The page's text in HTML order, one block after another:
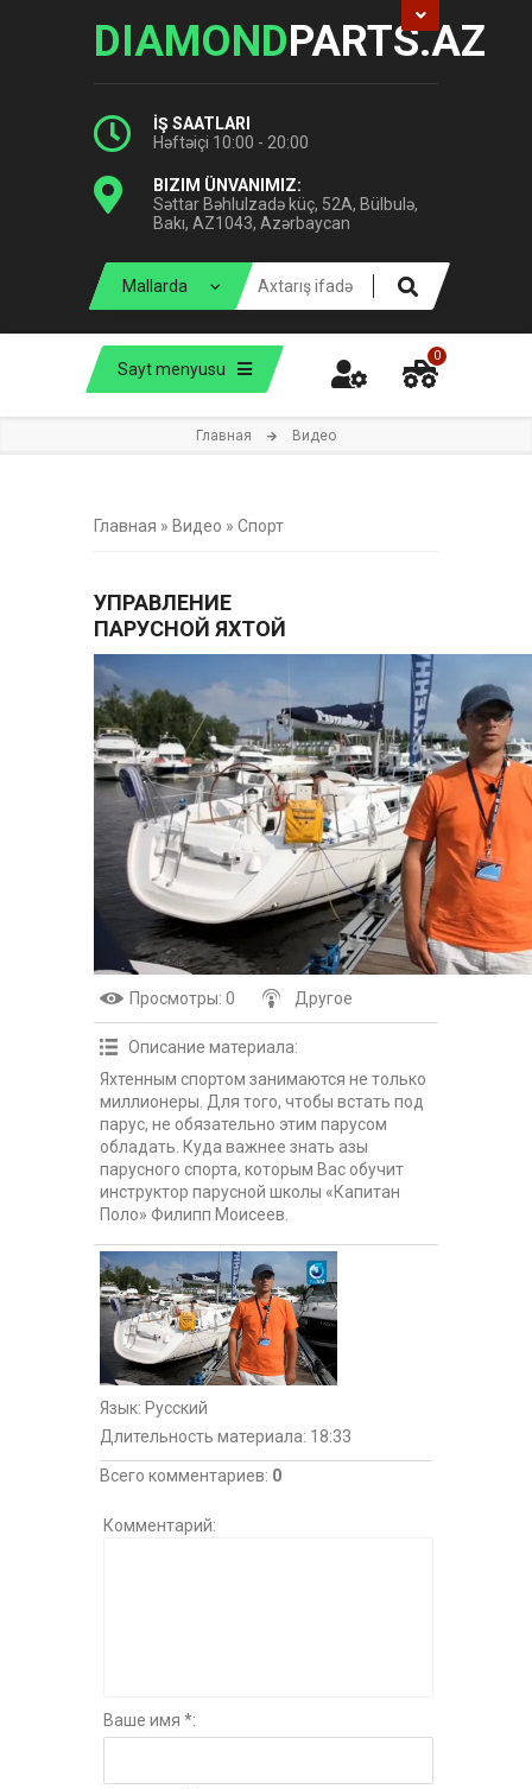
DIAMONDPARTS.AZ
İŞ SAATLARI
Həftəiçi 10:00 - 20:00
BIZIM ÜNVANIMIZ:
Səttar Bəhlulzadə küç, 52A, Bülbulə,
Bakı, AZ1043, Azərbaycan
Sayt menyusu
0
Главная Видео
Главная » Видео » Спорт
УПРАВЛЕНИЕ
ПАРУСНОЙ ЯХТОЙ
Просмотры: 0 Другое
Описание материала:
Яхтенным спортом занимаются не только
миллионеры. Для того, чтобы встать под
парус, не обязательно этим парусом
обладать. Куда важнее знать азы
парусного спорта, которым Вас обучит
инструктор парусной школы «Капитан
Поло» Филипп Моисеев.
Язык: Русский
Длительность материала: 18:33
Всего комментариев: 0
Комментарий:
Ваше имя *: